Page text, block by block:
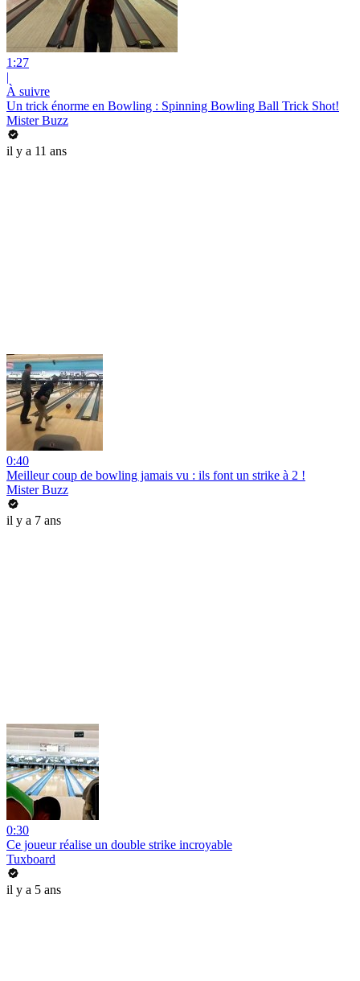
1:27
|
À suivre
Un trick énorme en Bowling : Spinning Bowling Ball Trick Shot!
Mister Buzz
il y a 11 ans
0:40
Meilleur coup de bowling jamais vu : ils font un strike à 2 !
Mister Buzz
il y a 7 ans
0:30
Ce joueur réalise un double strike incroyable
Tuxboard
il y a 5 ans